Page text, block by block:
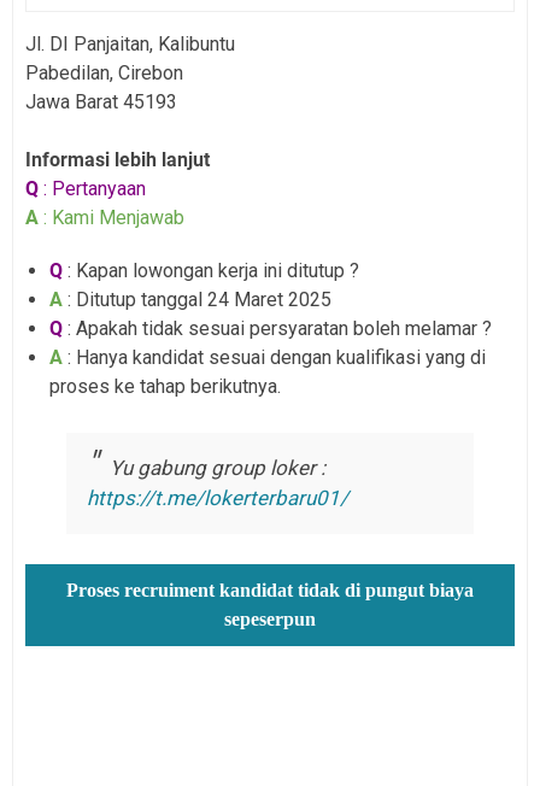
Jl. DI Panjaitan, Kalibuntu
Pabedilan, Cirebon
Jawa Barat 45193
Informasi lebih lanjut
Q : Pertanyaan
A : Kami Menjawab
Q : Kapan lowongan kerja ini ditutup ?
A : Ditutup tanggal 24 Maret 2025
Q : Apakah tidak sesuai persyaratan boleh melamar ?
A : Hanya kandidat sesuai dengan kualifikasi yang di
proses ke tahap berikutnya.
Yu gabung group loker :
https://t.me/lokerterbaru01/
Proses recruiment kandidat tidak di pungut biaya
sepeserpun